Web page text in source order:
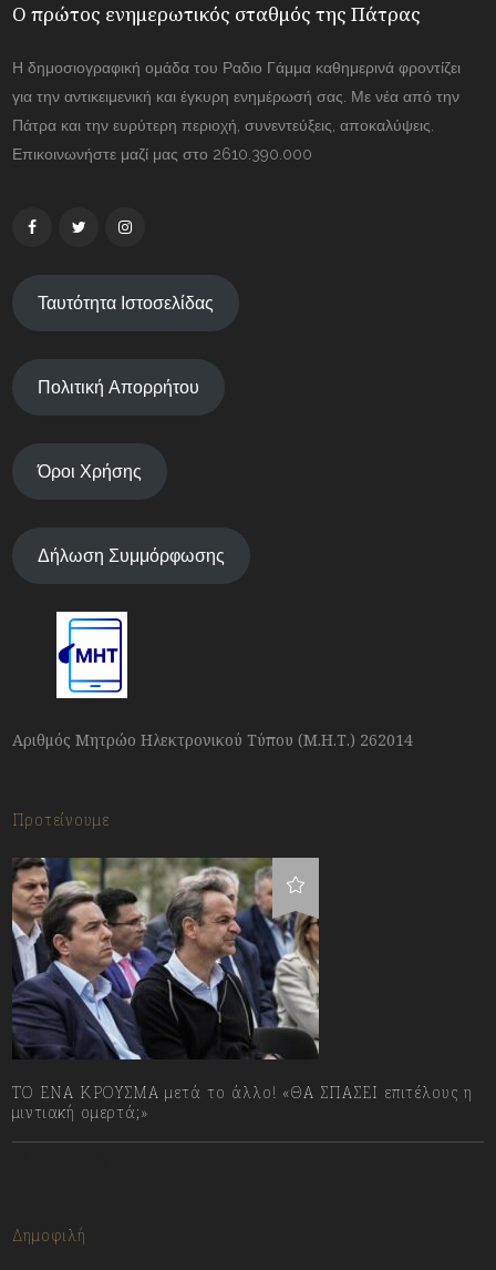
Ο πρώτος ενημερωτικός σταθμός της Πάτρας
Η δημοσιογραφική ομάδα του Ραδιο Γάμμα καθημερινά φροντίζει
για την αντικειμενική και έγκυρη ενημέρωσή σας. Με νέα από την
Πάτρα και την ευρύτερη περιοχή, συνεντεύξεις, αποκαλύψεις.
Επικοινωνήστε μαζί μας στο 2610.390.000
Ταυτότητα Ιστοσελίδας
Πολιτική Απορρήτου
Όροι Χρήσης
Δήλωση Συμμόρφωσης
Αριθμός Μητρώο Ηλεκτρονικού Τύπου (Μ.Η.Τ.) 262014
Προτείνουμε
ΤΟ ΕΝΑ ΚΡΟΥΣΜΑ μετά το άλλο! «ΘΑ ΣΠΑΣΕΙ επιτέλους η
μιντιακή ομερτά;»
Δημοφιλή